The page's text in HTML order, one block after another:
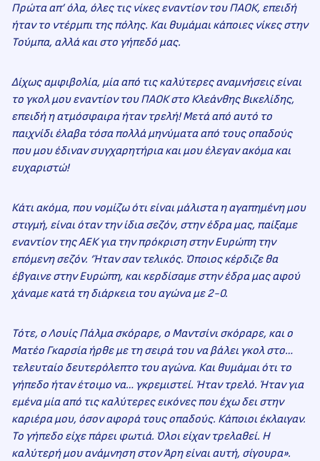
Πρώτα απ’ όλα, όλες τις νίκες εναντίον του ΠΑΟΚ, επειδή
ήταν το ντέρμπι της πόλης. Και θυμάμαι κάποιες νίκες στην
Τούμπα, αλλά και στο γήπεδό μας.
Δίχως αμφιβολία, μία από τις καλύτερες αναμνήσεις είναι
το γκολ μου εναντίον του ΠΑΟΚ στο Κλεάνθης Βικελίδης,
επειδή η ατμόσφαιρα ήταν τρελή! Μετά από αυτό το
παιχνίδι έλαβα τόσα πολλά μηνύματα από τους οπαδούς
που μου έδιναν συγχαρητήρια και μου έλεγαν ακόμα και
ευχαριστώ!
Κάτι ακόμα, που νομίζω ότι είναι μάλιστα η αγαπημένη μου
στιγμή, είναι όταν την ίδια σεζόν, στην έδρα μας, παίξαμε
εναντίον της ΑΕΚ για την πρόκριση στην Ευρώπη την
επόμενη σεζόν. ‘Ήταν σαν τελικός. Όποιος κέρδιζε θα
έβγαινε στην Ευρώπη, και κερδίσαμε στην έδρα μας αφού
χάναμε κατά τη διάρκεια του αγώνα με 2-0.
Τότε, ο Λουίς Πάλμα σκόραρε, ο Μαντσίνι σκόραρε, και ο
Ματέο Γκαρσία ήρθε με τη σειρά του να βάλει γκολ στο…
τελευταίο δευτερόλεπτο του αγώνα. Και θυμάμαι ότι το
γήπεδο ήταν έτοιμο να… γκρεμιστεί. Ήταν τρελό. Ήταν για
εμένα μία από τις καλύτερες εικόνες που έχω δει στην
καριέρα μου, όσον αφορά τους οπαδούς. Κάποιοι έκλαιγαν.
Το γήπεδο είχε πάρει φωτιά. Όλοι είχαν τρελαθεί. Η
καλύτερή μου ανάμνηση στον Άρη είναι αυτή, σίγουρα».